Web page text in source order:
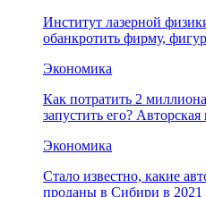
Институт лазерной
обанкротить фирму,
Экономика
Как потратить 2
запустить его?
Экономика
Стало известно, какие
проданы в Сибири в